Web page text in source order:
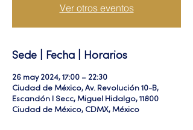
Ver otros eventos
Sede | Fecha | Horarios
26 may 2024, 17:00 – 22:30
Ciudad de México, Av. Revolución 10-B,
Escandón I Secc, Miguel Hidalgo, 11800
Ciudad de México, CDMX, México